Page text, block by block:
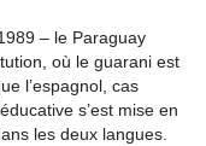
– le Paraguay
où le guarani est
l’espagnol, cas
s’est mise en
les deux langues.